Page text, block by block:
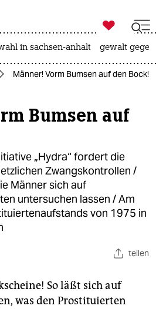
taz zahl ich
ich

taz zahl ich
in sachsen-anhalt gewalt
Männer! Vorm Bumsen auf den Bock!
Bumsen auf
„Hydra“ fordert die
Zwangskontrollen /
Männer sich auf
untersuchen lassen / Am
von 1975 in
teilen
So läßt sich auf
was den Prostituierten